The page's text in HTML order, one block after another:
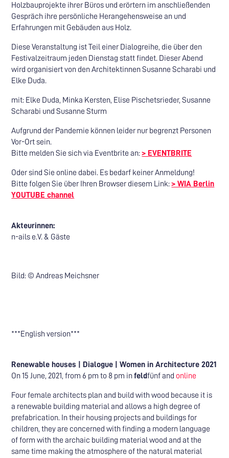
Holzbauprojekte ihrer Büros und erörtern im anschließenden
Gespräch ihre persönliche Herangehensweise an und
Erfahrungen mit Gebäuden aus Holz.
Diese Veranstaltung ist Teil einer Dialogreihe, die über den
Festivalzeitraum jeden Dienstag statt findet. Dieser Abend
wird organisiert von den Architektinnen Susanne Scharabi und
Elke Duda.
mit: Elke Duda, Minka Kersten, Elise Pischetsrieder, Susanne
Scharabi und Susanne Sturm
Aufgrund der Pandemie können leider nur begrenzt Personen
Vor-Ort sein.
Bitte melden Sie sich via Eventbrite an:> EVENTBRITE
Oder sind Sie online dabei. Es bedarf keiner Anmeldung!
Bitte folgen Sie über Ihren Browser diesem Link:> WIA Berlin
YOUTUBE channel
Akteurinnen:
n-ails e.V. & Gäste
Bild: © Andreas Meichsner
***English version***
Renewable houses | Dialogue | Women in Architecture 2021
On 15 June, 2021, from 6 pm to 8 pm infeldfünf and online
Four female architects plan and build with wood because it is
a renewable building material and allows a high degree of
prefabrication. In their housing projects and buildings for
children, they are concerned with finding a modern language
of form with the archaic building material wood and at the
same time making the atmosphere of the natural material